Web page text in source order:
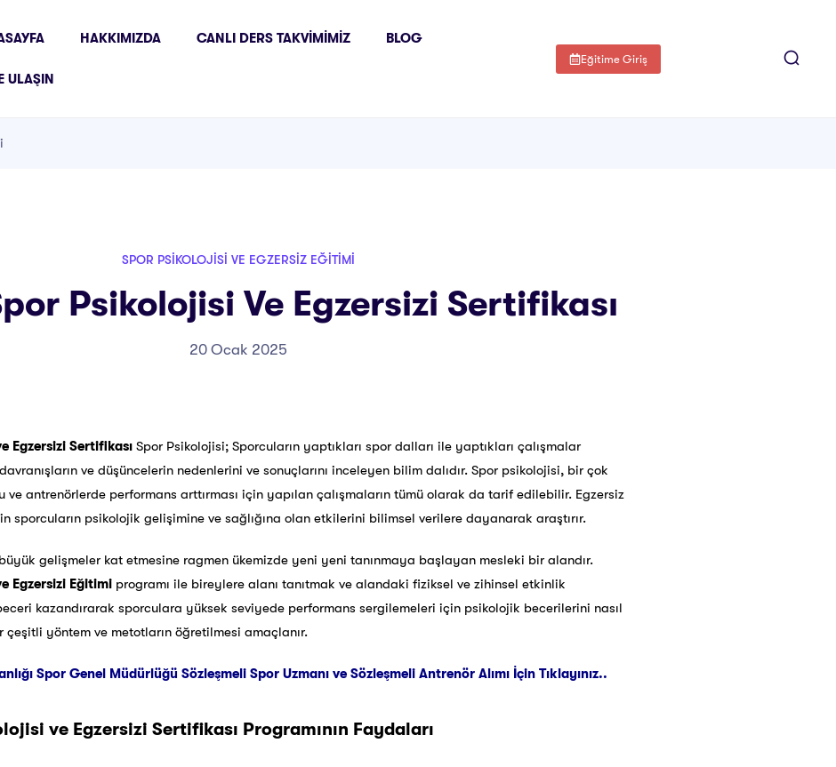
HAKKIMIZDA CANLI DERS TAKVIMIMIZ BLOG
ULAŞIN
Eğitime Giriş
SPOR PSIKOLOJISI VE EGZERSIZ EĞITIMI
Psikolojisi Ve Egzersizi Sertifikası
20 Ocak 2025
Egzersizi Sertifikası Spor Psikolojisi; Sporcuların yaptıkları spor dalları ile yaptıkları çalışmalar
ve düşüncelerin nedenlerini ve sonuçlarını inceleyen bilim dalıdır. Spor psikolojisi, bir çok
ve antrenörlerde performans arttırması için yapılan çalışmaların tümü olarak da tarif edilebilir. Egzersiz
sporcuların psikolojik gelişimine ve sağlığına olan etkilerini bilimsel verilere dayanarak araştırır.
gelişmeler kat etmesine ragmen ükemizde yeni yeni tanınmaya başlayan mesleki bir alandır.
Egzersizi Eğitimi programı ile bireylere alanı tanıtmak ve alandaki fiziksel ve zihinsel etkinlik
kazandırarak sporculara yüksek seviyede performans sergilemeleri için psikolojik becerilerini nasıl
yöntem ve metotların öğretilmesi amaçlanır.
Spor Genel Müdürlüğü Sözleşmeli Spor Uzmanı ve Sözleşmeli Antrenör Alımı İçin Tıklayınız..
ve Egzersizi Sertifikası Programının Faydaları